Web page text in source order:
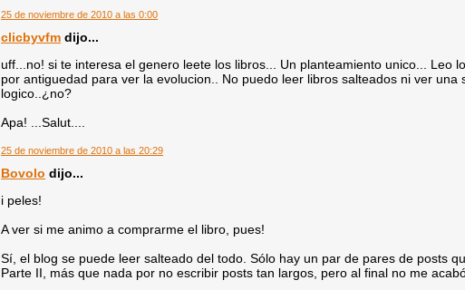
25 de noviembre de 2010 a las 0:00
clicbyvfm dijo...
uff...no! si te interesa el genero leete los libros... Un planteamiento unico... Leo
por antiguedad para ver la evolucion.. No puedo leer libros salteados ni ver
logico..¿no?
Apa! ...Salut....
25 de noviembre de 2010 a las 20:29
Bovolo dijo...
i peles!
A ver si me animo a comprarme el libro, pues!
Sí, el blog se puede leer salteado del todo. Sólo hay un par de pares de posts
Parte II, más que nada por no escribir posts tan largos, pero al final no me